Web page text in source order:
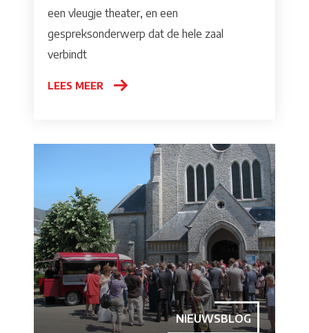
een vleugje theater, en een
gespreksonderwerp dat de hele zaal
verbindt
LEES MEER
NIEUWSBLOG